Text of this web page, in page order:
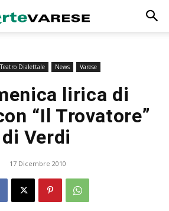
Teatro Dialettale News Varese
lirica di
“Il Trovatore”
di Verdi
17 Dicembre 2010